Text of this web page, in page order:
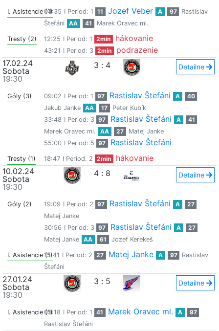
I. Asistencie (1)04:35 I Period: 1 11 Jozef Veber A 97
Rastislav
Štefáni
AA 41 Marek Oravec ml.
Tresty (2) 12:25 I Period: 1 2min hákovanie
43:21 I Period: 3 2min
podrazenie
17.02.24
Sobota
19:30
3 : 4 Detailne
Góly (3) 09:02 I Period: 1 97 Rastislav Štefáni A
40
Jakub Janke
AA 17
Peter Kubík
33:48 I Period: 3 97 Rastislav Štefáni A
41
Marek Oravec ml.
AA 27
Matej Janke
55:00 I Period: 5 97 Rastislav Štefáni
Tresty (1) 18:47 I Period: 2 2min
hákovanie
10.02.24
Sobota
19:30
4 : 8 Detailne
Góly (2) 19:09 I Period: 2 97 Rastislav Štefáni A
27
Matej Janke
30:56 I Period: 3 97 Rastislav Štefáni A
27
Matej Janke
AA 61 Jozef Kerekeš
I. Asistencie (1)15:41 I Period: 2 27 Matej Janke A 97
Rastislav
Štefáni
27.01.24
Sobota
19:30
3 : 5 Detailne
I. Asistencie (1)05:18 I Period: 1 41 Marek Oravec ml. A
97
Rastislav Štefáni